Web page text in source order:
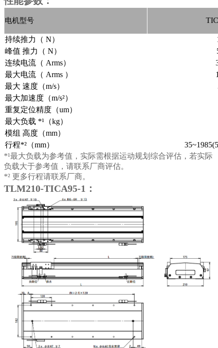
电机型号
持续推力（ N）
峰值 推力（ N）
连续电流（ Arms）
最大电流（ Arms ）
最大 速度（m/s）
最大加速度（m/s²）
重复定位精度（um）
最大负载 *¹（kg）
模组 高度（mm）
行程*²（mm）
*¹最大负载为参考值，实际需根据运动规划综合评估，若实际
负载大于参考值，请联系厂商评估。
*² 更多行程请联系厂商。
TLM210-TICA95-1：